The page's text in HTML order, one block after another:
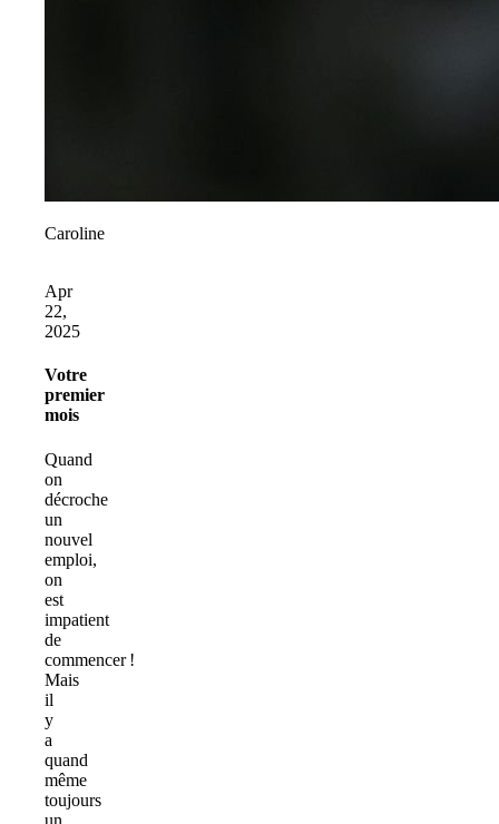
Caroline
Apr
22,
2025
Votre
premier
mois
Quand
on
décroche
un
nouvel
emploi,
on
est
impatient
de
commencer !
Mais
il
y
a
quand
même
toujours
un